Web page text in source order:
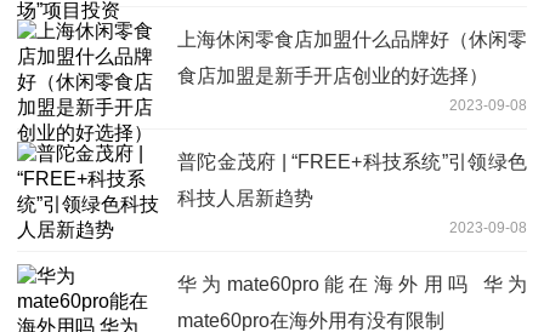
上海休闲零食店加盟什么品牌好（休闲零
食店加盟是新手开店创业的好选择）
2023-09-08
普陀金茂府 | “FREE+科技系统”引领绿色
科技人居新趋势
2023-09-08
华为mate60pro能在海外用吗 华为
mate60pro在海外用有没有限制